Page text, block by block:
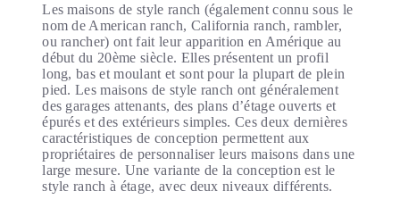
Les maisons de style ranch (également connu sous le
nom de American ranch, California ranch, rambler,
ou rancher) ont fait leur apparition en Amérique au
début du 20ème siècle. Elles présentent un profil
long, bas et moulant et sont pour la plupart de plein
pied. Les maisons de style ranch ont généralement
des garages attenants, des plans d’étage ouverts et
épurés et des extérieurs simples. Ces deux dernières
caractéristiques de conception permettent aux
propriétaires de personnaliser leurs maisons dans une
large mesure. Une variante de la conception est le
style ranch à étage, avec deux niveaux différents.